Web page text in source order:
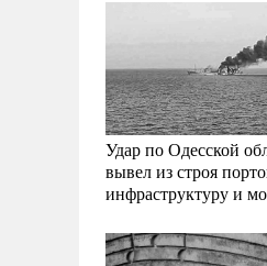
Удар по Одесской
вывел из строя
инфраструктуру и